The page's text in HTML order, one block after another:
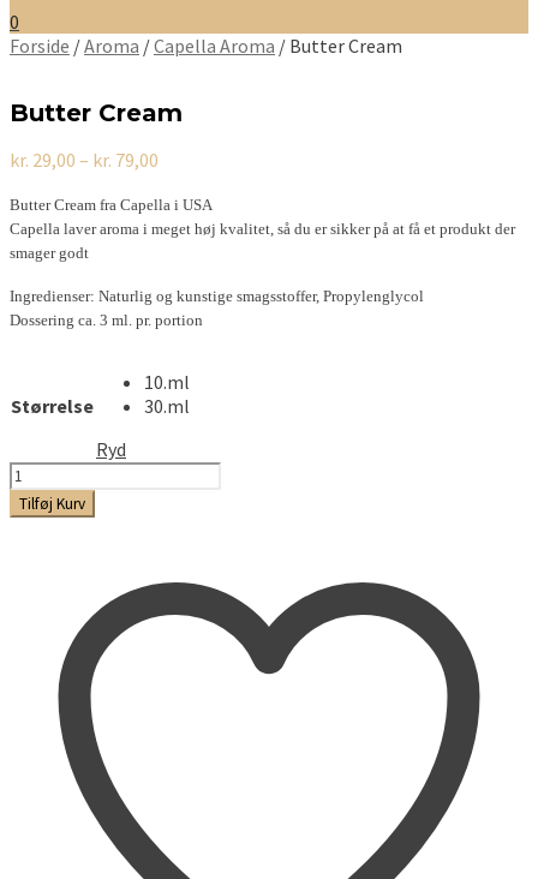
0
Forside /Aroma /Capella Aroma / Butter Cream
Butter Cream
kr. 29,00 – kr. 79,00
til
kr. 79,00
Butter Cream fra Capella i USA
Capella laver aroma i meget høj kvalitet, så du er sikker på at få et produkt der
smager godt
Ingredienser: Naturlig og kunstige smagsstoffer, Propylenglycol
Dossering ca. 3 ml. pr. portion
Størrelse
10.ml
30.ml
Ryd
Butter
Cream
antal
Tilføj Kurv